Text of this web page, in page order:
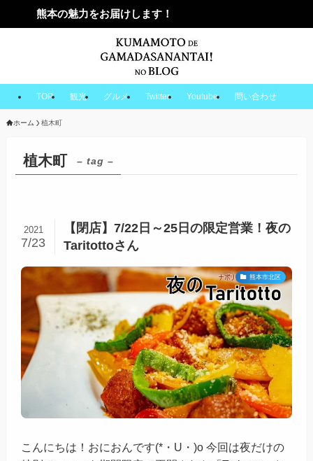
熊本の魅力をお届けします！
TOP 観光 グルメ Twitter Youtube 問い合わせ
ホーム 植木町
植木町 – tag –
【閉店】7/22日～25日の限定営業！⁡夜の
Taritottoさん
2021
7/23
熊本市北区
こんにちは！おにおんです(*・U・)o 今回は夜だけの